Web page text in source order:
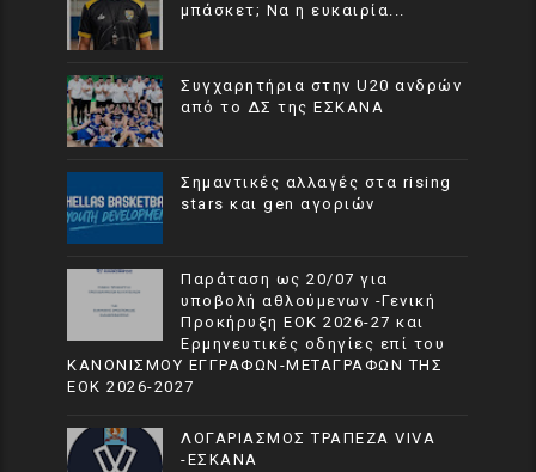
μπάσκετ; Να η ευκαιρία...
Συγχαρητήρια στην U20 ανδρών
από το ΔΣ της ΕΣΚΑΝΑ
Σημαντικές αλλαγές στα rising
stars και gen αγοριών
Παράταση ως 20/07 για
υποβολή αθλούμενων -Γενική
Προκήρυξη ΕΟΚ 2026-27 και
Ερμηνευτικές οδηγίες επί του
ΚΑΝΟΝΙΣΜΟΥ ΕΓΓΡΑΦΩΝ-ΜΕΤΑΓΡΑΦΩΝ ΤΗΣ
ΕΟΚ 2026-2027
ΛΟΓΑΡΙΑΣΜΟΣ ΤΡΑΠΕΖΑ VIVA
-ΕΣΚΑΝΑ